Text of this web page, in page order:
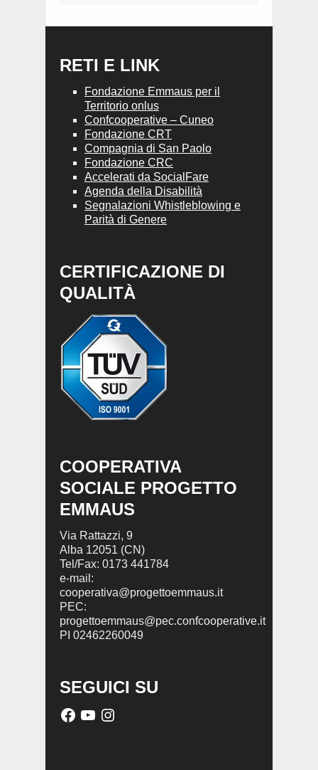
RETI E LINK
Fondazione Emmaus per il
Territorio onlus
Confcooperative – Cuneo
Fondazione CRT
Compagnia di San Paolo
Fondazione CRC
Accelerati da SocialFare
Agenda della Disabilità
Segnalazioni Whistleblowing e
Parità di Genere
CERTIFICAZIONE DI
QUALITÀ
COOPERATIVA
SOCIALE PROGETTO
EMMAUS
Via Rattazzi, 9
Alba 12051 (CN)
Tel/Fax: 0173 441784
e-mail:
cooperativa@progettoemmaus.it
PEC:
progettoemmaus@pec.confcooperative.it
PI 02462260049
SEGUICI SU